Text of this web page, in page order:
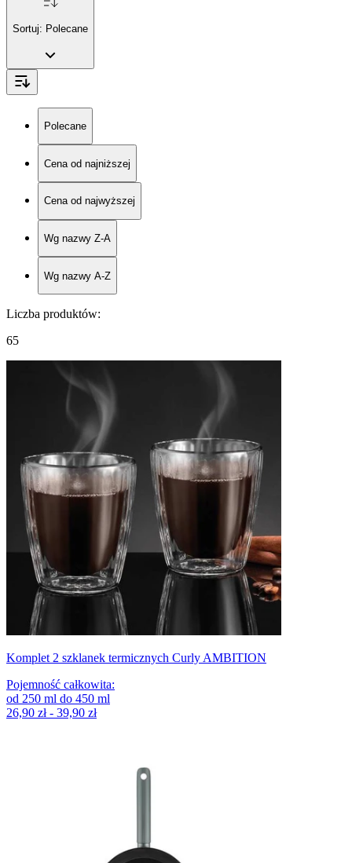
Sortuj: Polecane
Polecane
Cena od najniższej
Cena od najwyższej
Wg nazwy Z-A
Wg nazwy A-Z
Liczba produktów:
65
Komplet 2 szklanek termicznych Curly AMBITION
Pojemność całkowita:
od 250 ml do 450 ml
26,90 zł - 39,90 zł